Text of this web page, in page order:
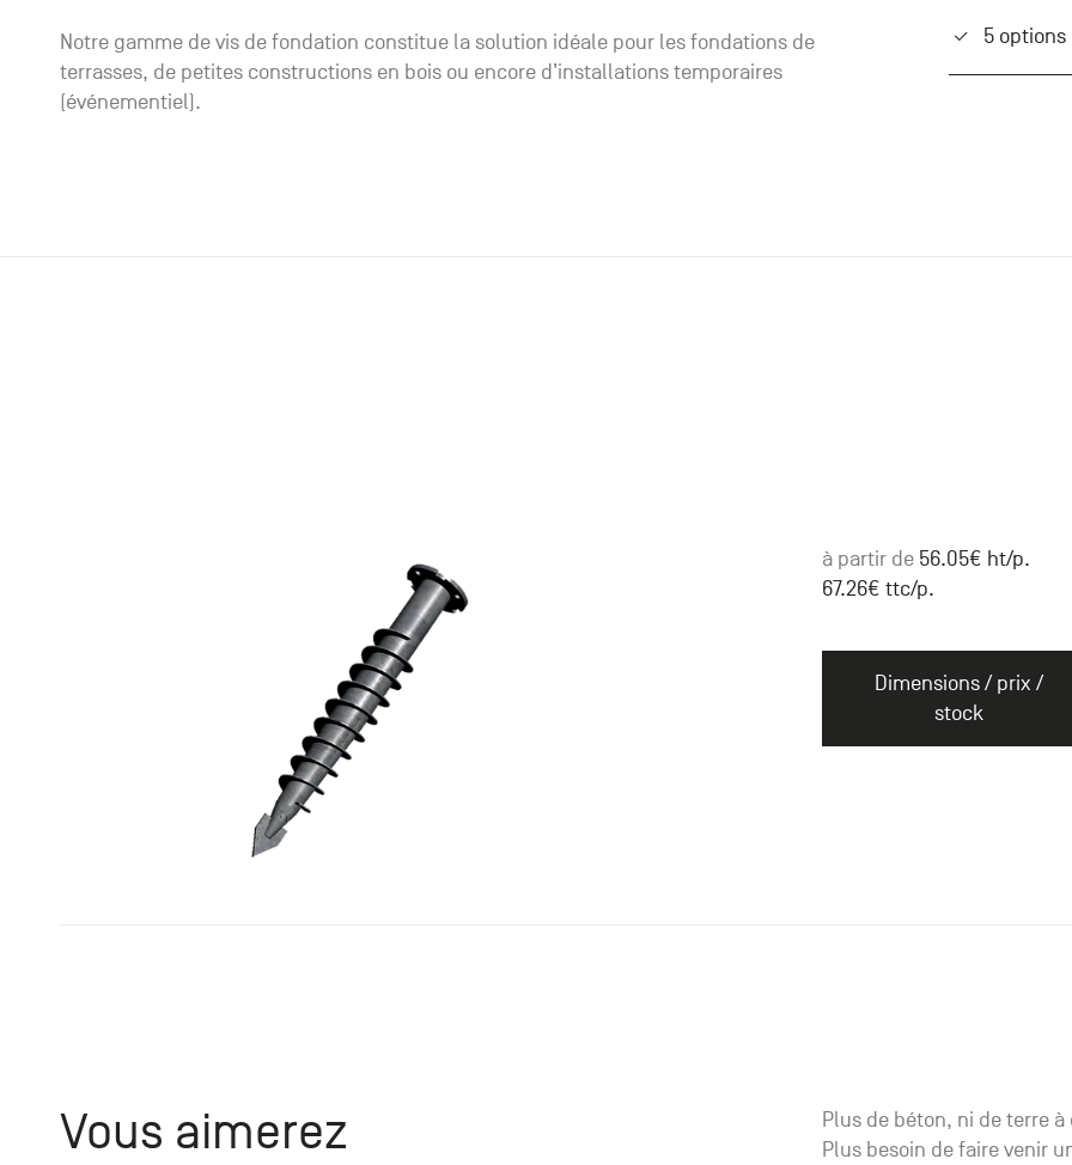
Notre gamme de vis de fondation constitue la solution idéale pour les fondations de
terrasses, de petites constructions en bois ou encore d’installations temporaires
(événementiel).
5
à partir de 56.05€ ht/p.
67.26€ ttc/p.
Dimensions / prix /
stock
Vous aimerez
Plus de béton, ni de terre à
Plus besoin de faire venir